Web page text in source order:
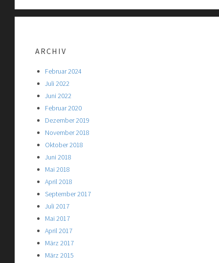
ARCHIV
Februar 2024
Juli 2022
Juni 2022
Februar 2020
Dezember 2019
November 2018
Oktober 2018
Juni 2018
Mai 2018
April 2018
September 2017
Juli 2017
Mai 2017
April 2017
März 2017
März 2015